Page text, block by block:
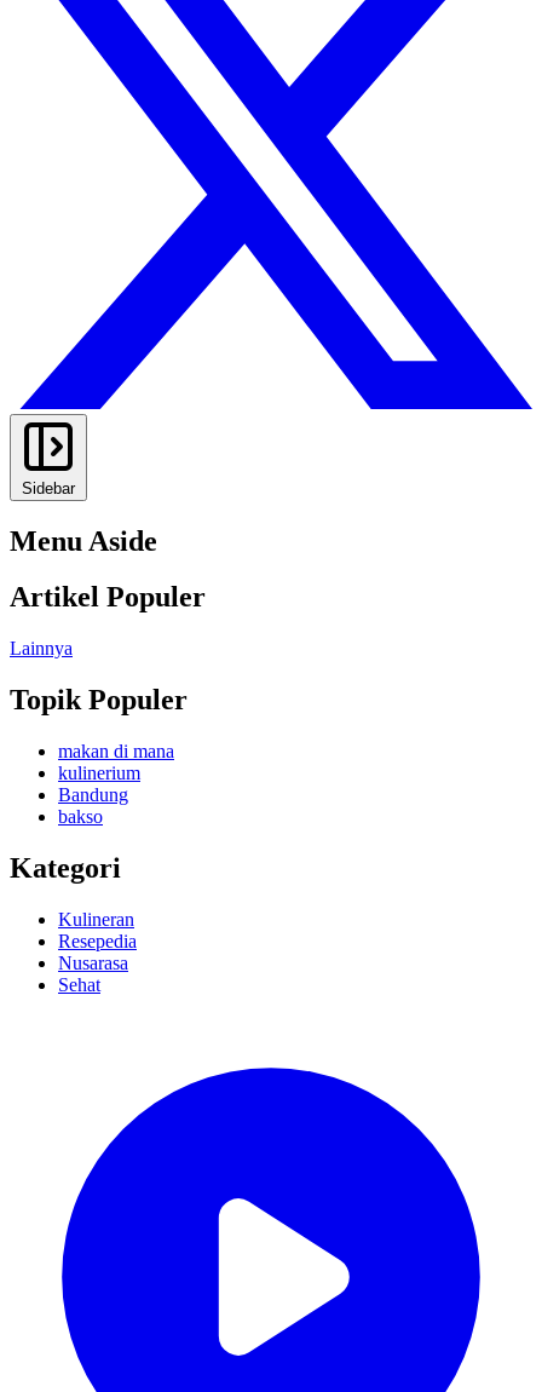
Sidebar
Menu Aside
Artikel Populer
Lainnya
Topik Populer
makan di mana
kulinerium
Bandung
bakso
Kategori
Kulineran
Resepedia
Nusarasa
Sehat